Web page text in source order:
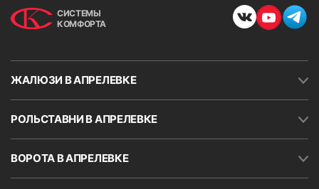
СИСТЕМЫ
КОМФОРТА
ЖАЛЮЗИ В АПРЕЛЕВКЕ
РОЛЬСТАВНИ В АПРЕЛЕВКЕ
ВОРОТА В АПРЕЛЕВКЕ